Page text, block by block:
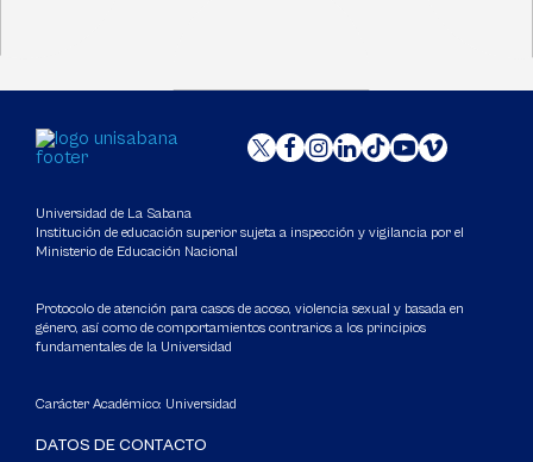
Universidad de La Sabana
Institución de educación superior sujeta a inspección y vigilancia por el
Ministerio de Educación Nacional
Protocolo de atención para casos de acoso, violencia sexual y basada en
género, así como de comportamientos contrarios a los principios
fundamentales de la Universidad
Carácter Académico: Universidad
DATOS DE CONTACTO